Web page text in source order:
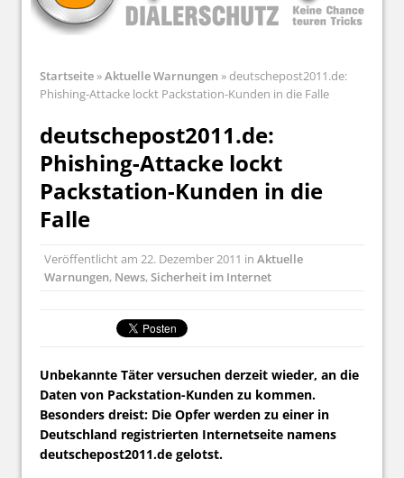
Startseite»Aktuelle Warnungen»deutschepost2011.de:
Phishing-Attacke lockt Packstation-Kunden in die Falle
deutschepost2011.de:
Phishing-Attacke lockt
Packstation-Kunden in die
Falle
Veröffentlicht am 22. Dezember 2011 in Aktuelle
Warnungen, News,Sicherheit im Internet
Unbekannte Täter versuchen derzeit wieder, an die
Daten von Packstation-Kunden zu kommen.
Besonders dreist: Die Opfer werden zu einer in
Deutschland registrierten Internetseite namens
deutschepost2011.de gelotst.